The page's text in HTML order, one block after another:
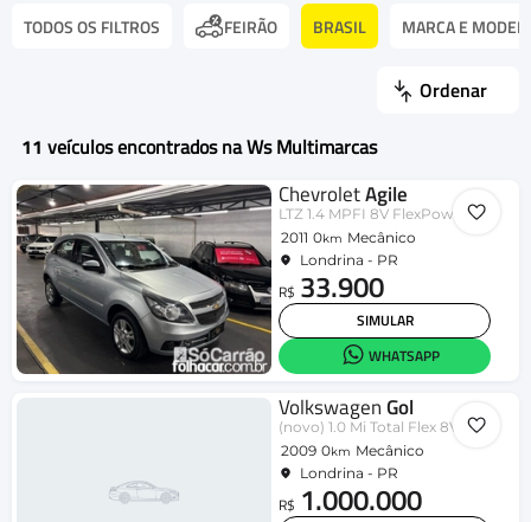
TODOS OS FILTROS FEIRÃO BRASIL MARCA E
Ordenar
11 veículos encontrados na Ws Multimarcas
ChevroletAgile
LTZ 1.4 MPFI 8V FlexPower 5p
2011 0km Mecânico
Londrina - PR
R$ 33.900
SIMULAR
WHATSAPP
VolkswagenGol
(novo) 1.0 Mi Total Flex 8V 2p
2009 0km Mecânico
Londrina - PR
R$ 1.000.000